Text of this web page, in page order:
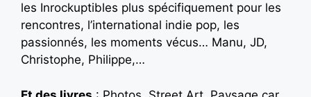
les Inrockuptibles plus spécifiquement pour les
rencontres, l’international indie pop, les
passionnés, les moments vécus… Manu, JD,
Christophe, Philippe,…